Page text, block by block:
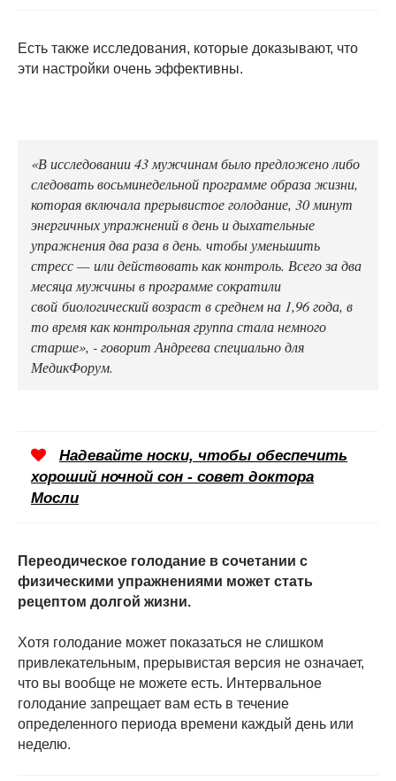
Есть также исследования, которые доказывают, что
эти настройки очень эффективны.
«В исследовании 43 мужчинам было предложено либо
следовать восьминедельной программе образа жизни,
которая включала прерывистое голодание, 30 минут
энергичных упражнений в день и дыхательные
упражнения два раза в день. чтобы уменьшить
стресс — или действовать как контроль. Всего за два
месяца мужчины в программе сократили
свой биологический возраст в среднем на 1,96 года, в
то время как контрольная группа стала немного
старше», - говорит Андреева специально для
МедикФорум.
Надевайте носки, чтобы обеспечить
хороший ночной сон - совет доктора
Мосли
Переодическое голодание в сочетании с
физическими упражнениями может стать
рецептом долгой жизни.
Хотя голодание может показаться не слишком
привлекательным, прерывистая версия не означает,
что вы вообще не можете есть. Интервальное
голодание запрещает вам есть в течение
определенного периода времени каждый день или
неделю.